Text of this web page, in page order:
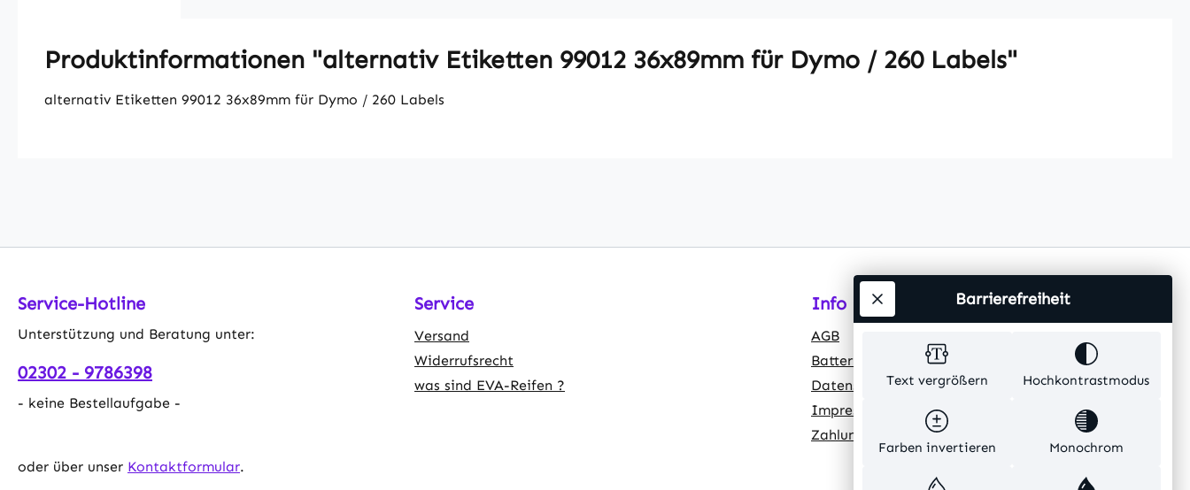
Produktinformationen "alternativ Etiketten 99012 36x89mm für Dymo / 260 Labels"
alternativ Etiketten 99012 36x89mm für Dymo / 260 Labels
Service-Hotline
Unterstützung und Beratung unter:
02302 - 9786398
- keine Bestellaufgabe -
oder über unser Kontaktformular.
Service
Versand
Widerrufsrecht
was sind EVA-Reifen ?
Info
AGB
Batteriehinweis
Datenschutz
Impressum
Zahlungsarten
Text vergrößern Hochkontrastmodus
Farben invertieren Monochrom
Barrierefreiheit